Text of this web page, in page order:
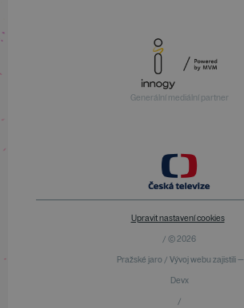
Generální mediální partner
Upravit nastavení cookies
/ © 2026
Pražské jaro / Vývoj webu zajistili —
Devx
/